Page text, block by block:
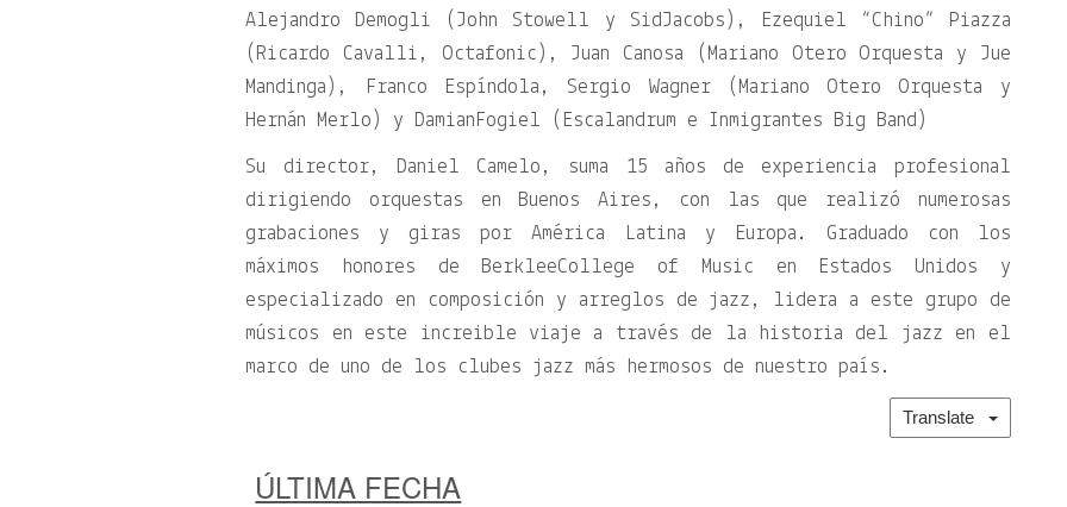
Alejandro Demogli (John Stowell y SidJacobs), Ezequiel “Chino” Piazza
(Ricardo Cavalli, Octafonic), Juan Canosa (Mariano Otero Orquesta y Jue
Mandinga), Franco Espíndola, Sergio Wagner (Mariano Otero Orquesta y
Hernán Merlo) y DamianFogiel (Escalandrum e Inmigrantes Big Band)
Su director, Daniel Camelo, suma 15 años de experiencia profesional
dirigiendo orquestas en Buenos Aires, con las que realizó numerosas
grabaciones y giras por América Latina y Europa. Graduado con los
máximos honores de BerkleeCollege of Music en Estados Unidos y
especializado en composición y arreglos de jazz, lidera a este grupo de
músicos en este increible viaje a través de la historia del jazz en el
marco de uno de los clubes jazz más hermosos de nuestro país.
Translate
ÚLTIMA FECHA